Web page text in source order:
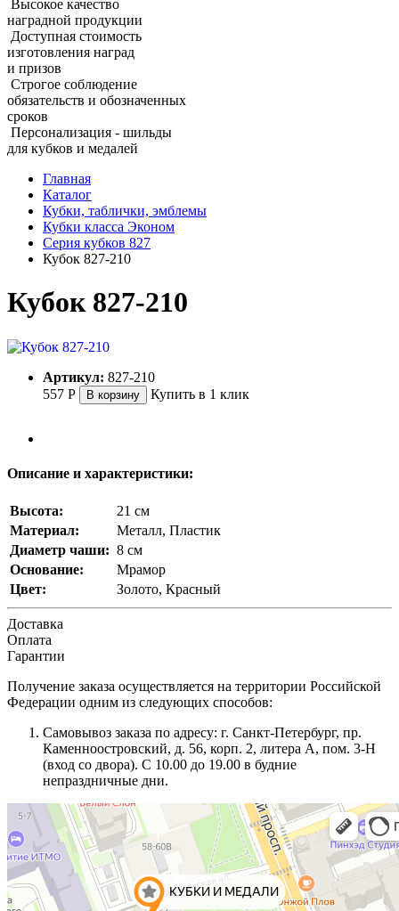
Высокое качество
наградной продукции
Доступная стоимость
изготовления наград
и призов
Строгое соблюдение
обязательств и обозначенных
сроков
Персонализация - шильды
для кубков и медалей
Главная
Каталог
Кубки, таблички, эмблемы
Кубки класса Эконом
Серия кубков 827
Кубок 827‑210
Кубок 827‑210
Артикул: 827-210
557 Р В корзину Купить в 1 клик
Описание и характеристики:
Высота:
21 см
Материал:
Металл, Пластик
Диаметр чаши: 8 см
Основание:
Мрамор
Цвет:
Золото, Красный
Доставка
Оплата
Гарантии
Получение заказа осуществляется на территории Российской
Федерации одним из следующих способов:
Самовывоз заказа по адресу: г. Санкт-Петербург, пр.
Каменноостровский, д. 56, корп. 2, литера А, пом. 3-Н
(вход со двора). С 10.00 до 19.00 в будние
непраздничные дни.